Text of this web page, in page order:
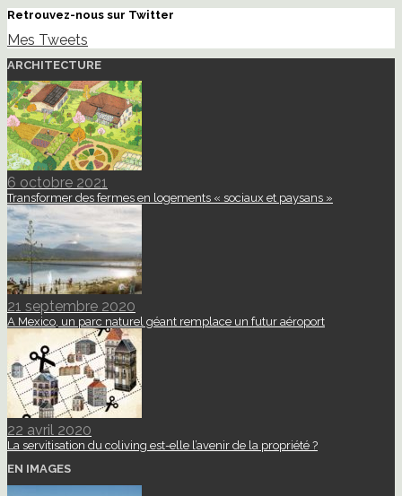
Retrouvez-nous sur Twitter
Mes Tweets
ARCHITECTURE
6 octobre 2021
Transformer des fermes en logements « sociaux et paysans »
21 septembre 2020
A Mexico, un parc naturel géant remplace un futur aéroport
22 avril 2020
La servitisation du coliving est-elle l’avenir de la propriété ?
EN IMAGES